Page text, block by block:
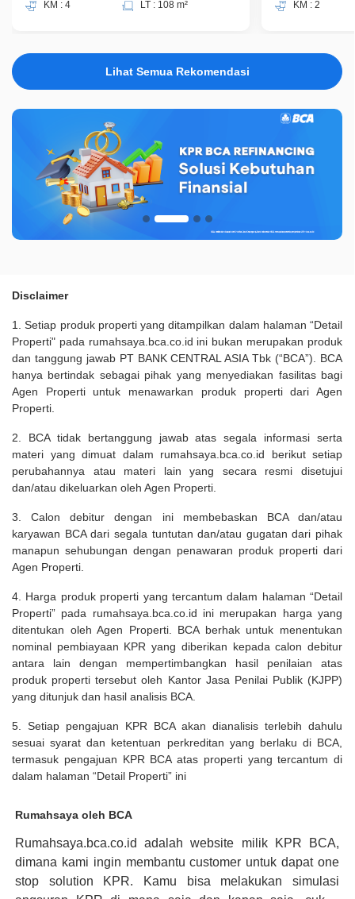
KM : 4
LT : 108 m²
KM : 2
Lihat Semua Rekomendasi
Disclaimer
1. Setiap produk properti yang ditampilkan dalam halaman “Detail
Properti" pada rumahsaya.bca.co.id ini bukan merupakan produk
dan tanggung jawab PT BANK CENTRAL ASIA Tbk (“BCA”). BCA
hanya bertindak sebagai pihak yang menyediakan fasilitas bagi
Agen Properti untuk menawarkan produk properti dari Agen
Properti.
2. BCA tidak bertanggung jawab atas segala informasi serta
materi yang dimuat dalam rumahsaya.bca.co.id berikut setiap
perubahannya atau materi lain yang secara resmi disetujui
dan/atau dikeluarkan oleh Agen Properti.
3. Calon debitur dengan ini membebaskan BCA dan/atau
karyawan BCA dari segala tuntutan dan/atau gugatan dari pihak
manapun sehubungan dengan penawaran produk properti dari
Agen Properti.
4. Harga produk properti yang tercantum dalam halaman “Detail
Properti” pada rumahsaya.bca.co.id ini merupakan harga yang
ditentukan oleh Agen Properti. BCA berhak untuk menentukan
nominal pembiayaan KPR yang diberikan kepada calon debitur
antara lain dengan mempertimbangkan hasil penilaian atas
produk properti tersebut oleh Kantor Jasa Penilai Publik (KJPP)
yang ditunjuk dan hasil analisis BCA.
5. Setiap pengajuan KPR BCA akan dianalisis terlebih dahulu
sesuai syarat dan ketentuan perkreditan yang berlaku di BCA,
termasuk pengajuan KPR BCA atas properti yang tercantum di
dalam halaman “Detail Properti” ini
Rumahsaya oleh BCA
Rumahsaya.bca.co.id adalah website milik KPR BCA,
dimana kami ingin membantu customer untuk dapat one
stop solution KPR. Kamu bisa melakukan simulasi